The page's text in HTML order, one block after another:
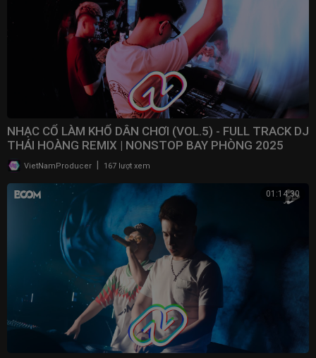
NHẠC CỔ LÀM KHỔ DÂN CHƠI (VOL.5) - FULL TRACK DJ
THÁI HOÀNG REMIX | NONSTOP BAY PHÒNG 2025
VietNamProducer 167 lượt xem
01:14:30